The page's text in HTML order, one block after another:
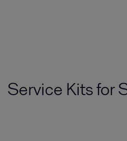
Service Kits for